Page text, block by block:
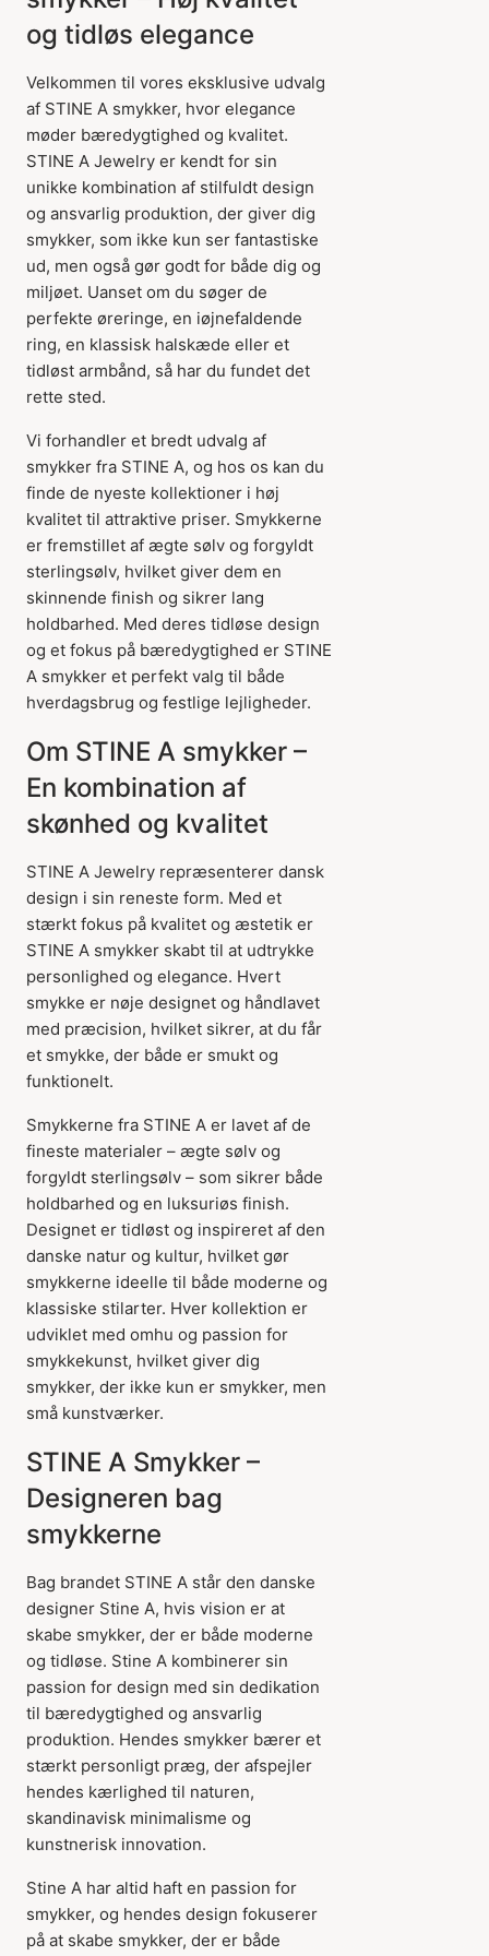
og tidløs elegance
Velkommen til vores eksklusive udvalg
af STINE A smykker, hvor elegance
møder bæredygtighed og kvalitet.
STINE A Jewelry er kendt for sin
unikke kombination af stilfuldt design
og ansvarlig produktion, der giver dig
smykker, som ikke kun ser fantastiske
ud, men også gør godt for både dig og
miljøet. Uanset om du søger de
perfekte øreringe, en iøjnefaldende
ring, en klassisk halskæde eller et
tidløst armbånd, så har du fundet det
rette sted.
Vi forhandler et bredt udvalg af
smykker fra STINE A, og hos os kan du
finde de nyeste kollektioner i høj
kvalitet til attraktive priser. Smykkerne
er fremstillet af ægte sølv og forgyldt
sterlingsølv, hvilket giver dem en
skinnende finish og sikrer lang
holdbarhed. Med deres tidløse design
og et fokus på bæredygtighed er STINE
A smykker et perfekt valg til både
hverdagsbrug og festlige lejligheder.
Om STINE A smykker –
En kombination af
skønhed og kvalitet
STINE A Jewelry repræsenterer dansk
design i sin reneste form. Med et
stærkt fokus på kvalitet og æstetik er
STINE A smykker skabt til at udtrykke
personlighed og elegance. Hvert
smykke er nøje designet og håndlavet
med præcision, hvilket sikrer, at du får
et smykke, der både er smukt og
funktionelt.
Smykkerne fra STINE A er lavet af de
fineste materialer – ægte sølv og
forgyldt sterlingsølv – som sikrer både
holdbarhed og en luksuriøs finish.
Designet er tidløst og inspireret af den
danske natur og kultur, hvilket gør
smykkerne ideelle til både moderne og
klassiske stilarter. Hver kollektion er
udviklet med omhu og passion for
smykkekunst, hvilket giver dig
smykker, der ikke kun er smykker, men
små kunstværker.
STINE A Smykker –
Designeren bag
smykkerne
Bag brandet STINE A står den danske
designer Stine A, hvis vision er at
skabe smykker, der er både moderne
og tidløse. Stine A kombinerer sin
passion for design med sin dedikation
til bæredygtighed og ansvarlig
produktion. Hendes smykker bærer et
stærkt personligt præg, der afspejler
hendes kærlighed til naturen,
skandinavisk minimalisme og
kunstnerisk innovation.
Stine A har altid haft en passion for
smykker, og hendes design fokuserer
på at skabe smykker, der er både